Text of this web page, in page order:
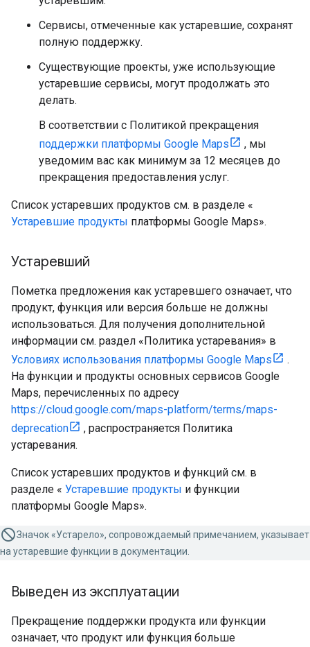
Сервисы, отмеченные как устаревшие, сохранят
полную поддержку.
Существующие проекты, уже использующие
устаревшие сервисы, могут продолжать это
делать.
В соответствии с Политикой прекращения
поддержки платформы Google Maps
, мы
уведомим вас как минимум за 12 месяцев до
прекращения предоставления услуг.
Список устаревших продуктов см. в разделе «
Устаревшие продукты платформы Google Maps».
Устаревший
Пометка предложения как устаревшего означает, что
продукт, функция или версия больше не должны
использоваться. Для получения дополнительной
информации см. раздел «Политика устаревания» в
Условиях использования платформы Google Maps
.
На функции и продукты основных сервисов Google
Maps, перечисленных по адресу
https://cloud.google.com/maps-platform/terms/maps-
deprecation
, распространяется Политика
устаревания.
Список устаревших продуктов и функций см. в
разделе « Устаревшие продукты и функции
платформы Google Maps».
Значок «Устарело», сопровождаемый примечанием, указывает
на устаревшие функции в документации.
Выведен из эксплуатации
Прекращение поддержки продукта или функции
означает, что продукт или функция больше